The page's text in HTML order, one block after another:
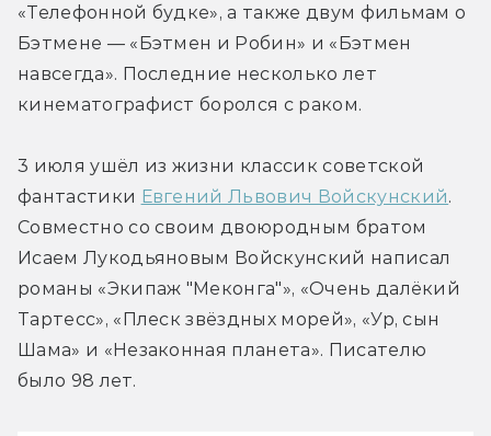
«Телефонной будке», а также двум фильмам о
Бэтмене — «Бэтмен и Робин» и «Бэтмен
навсегда». Последние несколько лет
кинематографист боролся с раком.
3 июля ушёл из жизни классик советской
фантастики Евгений Львович Войскунский.
Совместно со своим двоюродным братом
Исаем Лукодьяновым Войскунский написал
романы «Экипаж "Меконга"», «Очень далёкий
Тартесс», «Плеск звёздных морей», «Ур, сын
Шама» и «Незаконная планета». Писателю
было 98 лет.